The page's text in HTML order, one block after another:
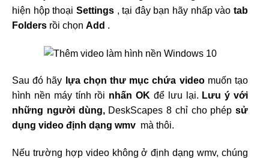
hiện hộp thoại Settings , tại đây bạn hãy nhấp vàotab
Folders rồi chọn Add .
Sau đó hãy lựa chọn thư mục chứa video muốn tạo
hình nền máy tính rồi nhấn OK để lưu lại. Lưu ý với
những người dùng, DeskScapes 8 chỉ cho phép sử
dụng video định dạng wmv mà thôi.
Nếu trường hợp video không ở định dạng wmv, chúng